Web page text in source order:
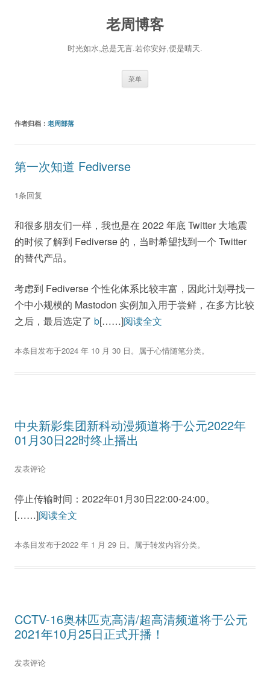
老周博客
时光如水,总是无言.若你安好,便是晴天.
菜单
作者归档： 老周部落
第一次知道 Fediverse
1条回复
和很多朋友们一样，我也是在 2022 年底 Twitter 大地震
的时候了解到 Fediverse 的，当时希望找到一个 Twitter
的替代产品。
考虑到 Fediverse 个性化体系比较丰富，因此计划寻找一
个中小规模的 Mastodon 实例加入用于尝鲜，在多方比较
之后，最后选定了 b[……]阅读全文
本条目发布于2024 年 10 月 30 日。属于心情随笔分类。
中央新影集团新科动漫频道将于公元2022年
01月30日22时终止播出
发表评论
停止传输时间：2022年01月30日22:00-24:00。
[……]阅读全文
本条目发布于2022 年 1 月 29 日。属于转发内容分类。
CCTV-16奥林匹克高清/超高清频道将于公元
2021年10月25日正式开播！
发表评论